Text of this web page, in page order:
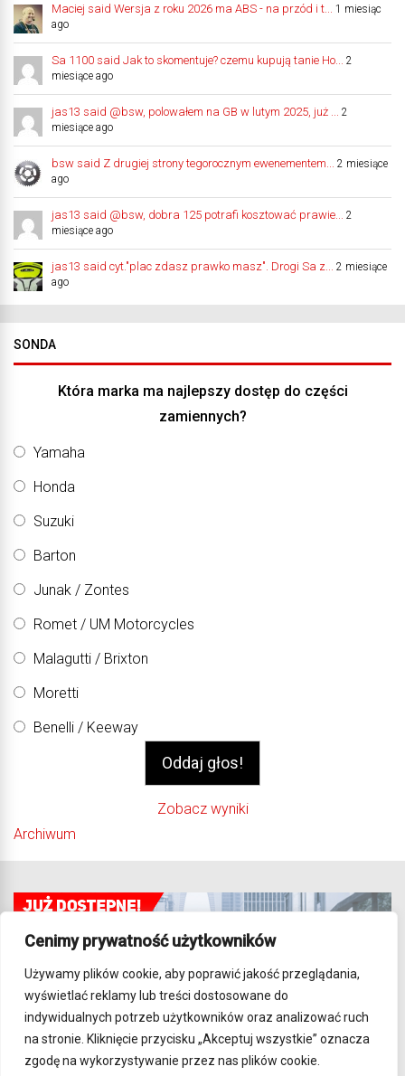
Cenimy prywatność użytkowników
Używamy plików cookie, aby poprawić jakość przeglądania,
wyświetlać reklamy lub treści dostosowane do
indywidualnych potrzeb użytkowników oraz analizować ruch
na stronie. Kliknięcie przycisku „Akceptuj wszystkie” oznacza
zgodę na wykorzystywanie przez nas plików cookie.
Maciej said Wersja z roku 2026 ma ABS - na przód i t...
1 miesiąc
ago
Sa 1100 said Jak to skomentuje? czemu kupują tanie Ho...
2
miesiące ago
jas13 said @bsw, polowałem na GB w lutym 2025, już ...
2
miesiące ago
bsw said Z drugiej strony tegorocznym ewenementem...
2 miesiące
ago
jas13 said @bsw, dobra 125 potrafi kosztować prawie...
2
miesiące ago
jas13 said cyt."plac zdasz prawko masz". Drogi Sa z...
2 miesiące
ago
SONDA
Która marka ma najlepszy dostęp do części
zamiennych?
Yamaha
Honda
Suzuki
Barton
Junak / Zontes
Romet / UM Motorcycles
Malagutti / Brixton
Moretti
Benelli / Keeway
Zobacz wyniki
Archiwum